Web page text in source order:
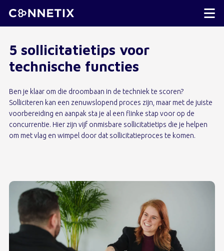
5 sollicitatietips voor
technische functies
Ben je klaar om die droombaan in de techniek te scoren?
Solliciteren kan een zenuwslopend proces zijn, maar met de juiste
voorbereiding en aanpak sta je al een flinke stap voor op de
concurrentie. Hier zijn vijf onmisbare sollicitatietips die je helpen
om met vlag en wimpel door dat sollicitatieproces te komen.